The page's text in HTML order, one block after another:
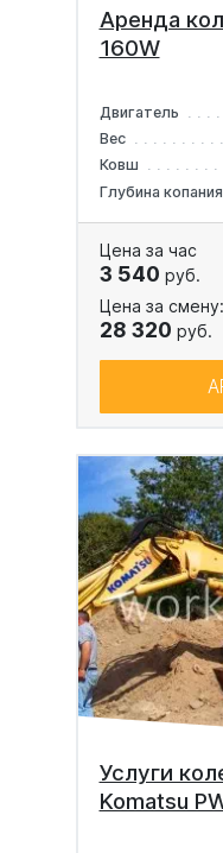
Аренда
160W
Двигатель
Вес
Ковш
Глубина копания
Цена за час
3 540 руб.
Цена за смену:
28 320 руб.
Услуги
Komatsu